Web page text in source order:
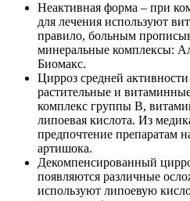
Неактивная форма – при
для лечения используют
правило, больным
минеральные комплексы:
Биомакс.
Цирроз средней
растительные и
комплекс группы В,
липоевая кислота. Из
предпочтение препаратам
артишока.
Декомпенсированный
появляются различные
используют липоевую